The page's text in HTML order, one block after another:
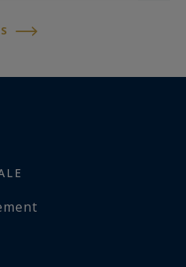
à proximité
et ses panoramas